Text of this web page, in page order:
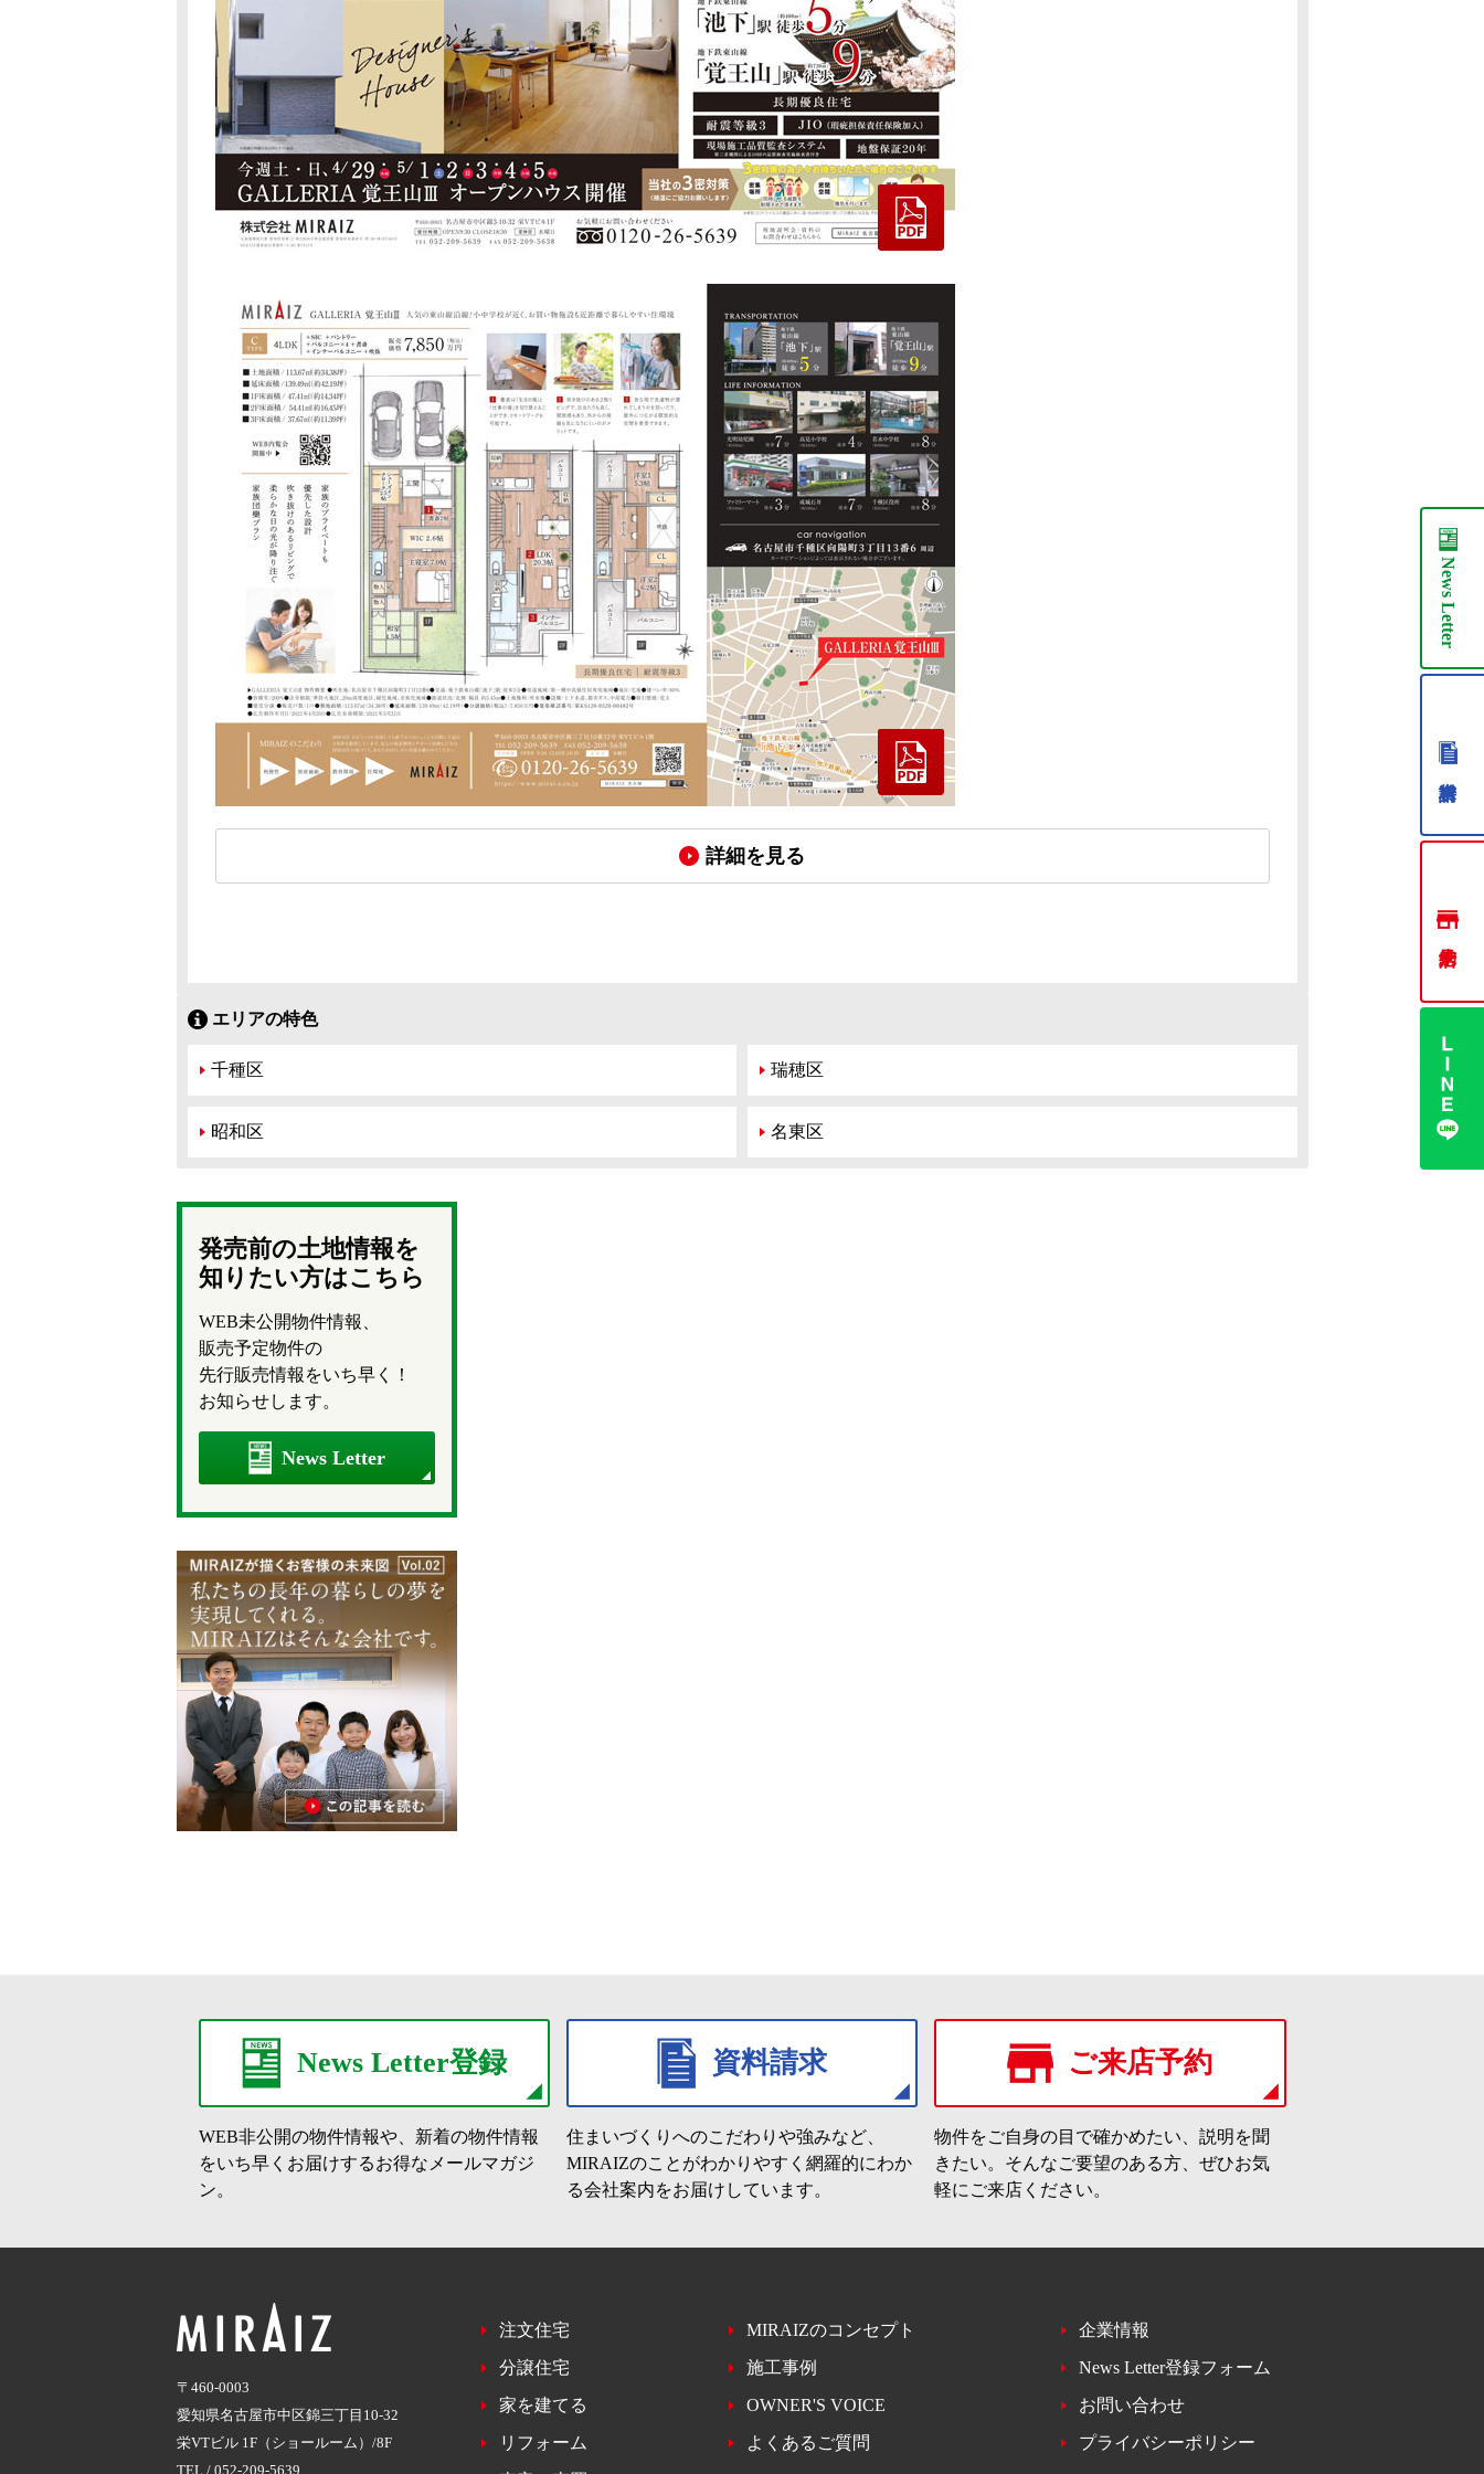
詳細を見る
エリアの特色
千種区 瑞穂区
昭和区 名東区
発売前の土地情報を
知りたい方はこちら
WEB未公開物件情報、
販売予定物件の
先行販売情報をいち早く！
お知らせします。
News Letter
News Letter登録
WEB非公開の物件情報や、新着の物件情報
をいち早くお届けするお得なメールマガジ
ン。
資料請求
住まいづくりへのこだわりや強みなど、
MIRAIZのことがわかりやすく網羅的にわか
る会社案内をお届けしています。
ご来店予約
物件をご自身の目で確かめたい、説明を聞
きたい。そんなご要望のある方、ぜひお気
軽にご来店ください。
News
Letter
〒460-0003
愛知県名古屋市中区錦三丁目10-32
栄VTビル 1F（ショールーム）/8F
TEL / 052-209-5639
注文住宅
分譲住宅
家を建てる
リフォーム
MIRAIZのコンセプト
施工事例
OWNER'S VOICE
よくあるご質問
企業情報
News Letter登録フォーム
お問い合わせ
プライバシーポリシー